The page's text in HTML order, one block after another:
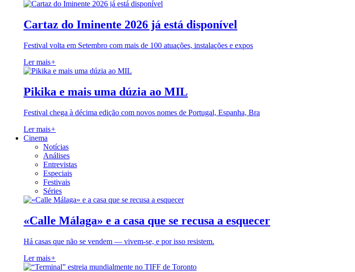
Cartaz do Iminente 2026 já está disponível
Festival volta em Setembro com mais de 100 atuações, instalações e expos
Ler mais+
Pikika e mais uma dúzia ao MIL
Festival chega à décima edição com novos nomes de Portugal, Espanha, Bra
Ler mais+
Cinema
Notícias
Análises
Entrevistas
Especiais
Festivais
Séries
«Calle Málaga» e a casa que se recusa a esquecer
Há casas que não se vendem — vivem-se, e por isso resistem.
Ler mais+